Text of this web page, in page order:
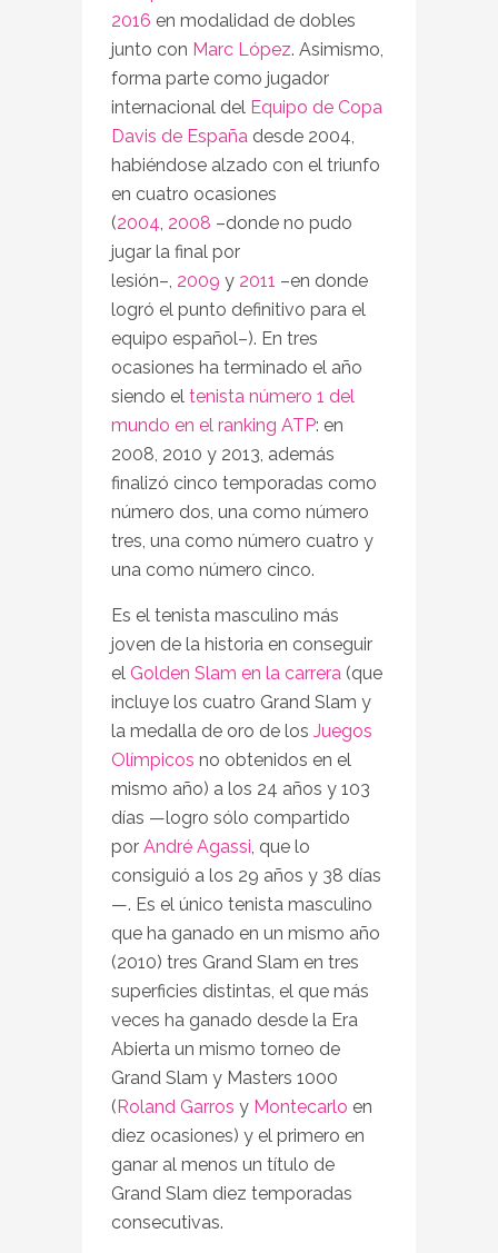
2016 en modalidad de dobles
junto con Marc López. Asimismo,
forma parte como jugador
internacional del Equipo de Copa
Davis de España desde 2004,
habiéndose alzado con el triunfo
en cuatro ocasiones
(2004, 2008 –donde no pudo
jugar la final por
lesión–, 2009 y 2011 –en donde
logró el punto definitivo para el
equipo español–). En tres
ocasiones ha terminado el año
siendo el tenista número 1 del
mundo en el ranking ATP: en
2008, 2010 y 2013, además
finalizó cinco temporadas como
número dos, una como número
tres, una como número cuatro y
una como número cinco.
Es el tenista masculino más
joven de la historia en conseguir
el Golden Slam en la carrera (que
incluye los cuatro Grand Slam y
la medalla de oro de los Juegos
Olímpicos no obtenidos en el
mismo año) a los 24 años y 103
días —logro sólo compartido
por André Agassi, que lo
consiguió a los 29 años y 38 días
—. Es el único tenista masculino
que ha ganado en un mismo año
(2010) tres Grand Slam en tres
superficies distintas, el que más
veces ha ganado desde la Era
Abierta un mismo torneo de
Grand Slam y Masters 1000
(Roland Garros y Montecarlo en
diez ocasiones) y el primero en
ganar al menos un título de
Grand Slam diez temporadas
consecutivas.